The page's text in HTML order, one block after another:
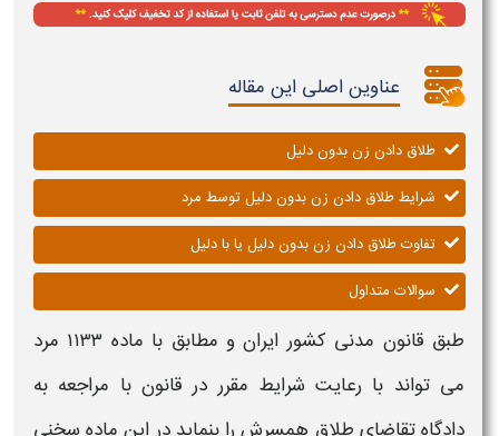
عناوین اصلی این مقاله
طلاق دادن زن بدون دلیل
شرایط طلاق دادن زن بدون دلیل توسط مرد
تفاوت طلاق دادن زن بدون دلیل یا با دلیل
سوالات متداول
طبق قانون مدنی کشور ایران و مطابق با ماده ۱۱۳۳ مرد
می تواند با رعایت شرایط مقرر در قانون با مراجعه به